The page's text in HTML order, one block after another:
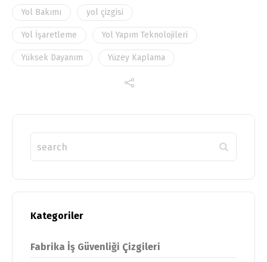
Yol Bakımı yol çizgisi
Yol İşaretleme Yol Yapım Teknolojileri
Yüksek Dayanım Yüzey Kaplama
Kategoriler
Fabrika İş Güvenliği Çizgileri